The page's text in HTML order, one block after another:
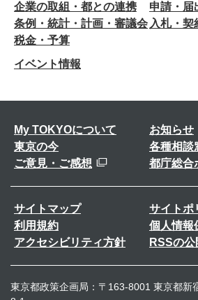
企業の取組・都との連携
申請・届
条例・統計・計画・審議会 入札・契
税金・予算
イベント情報
My TOKYOについて
お知らせ
東京の今
各種相談
ご意見・ご感想
都庁総合
サイトマップ
サイトポ
利用規約
個人情報
アクセシビリティ方針
RSSの
東京都政策企画局：〒163-8001 東京都新